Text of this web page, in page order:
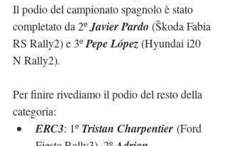
Il podio del campionato spagnolo è stato
completato da 2º Javier Pardo (Škoda Fabia
RS Rally2) e 3º Pepe López (Hyundai i20
N Rally2).
Per finire rivediamo il podio del resto della
categoria:
ERC3: 1º Tristan Charpentier (Ford